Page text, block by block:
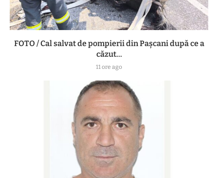
FOTO / Cal salvat de pompierii din Pașcani după ce a
căzut...
11 ore ago